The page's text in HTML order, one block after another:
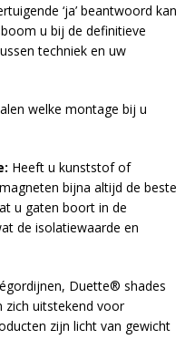
‘ja’ beantwoord kan
u bij de definitieve
techniek en uw
welke montage bij u
Heeft u kunststof of
bijna altijd de beste
u gaten boort in de
de isolatiewaarde en
Duette® shades
zich uitstekend voor
zijn licht van gewicht